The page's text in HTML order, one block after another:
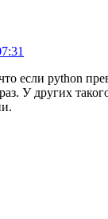
если python
У других